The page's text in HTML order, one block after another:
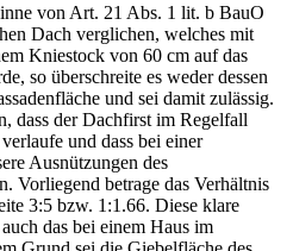
von Art. 21 Abs. 1 lit. b BauO
Dach verglichen, welches mit
Kniestock von 60 cm auf das
so überschreite es weder dessen
und sei damit zulässig.
dass der Dachfirst im Regelfall
und dass bei einer
Ausnützungen des
Vorliegend betrage das Verhältnis
3:5 bzw. 1:1.66. Diese klare
das bei einem Haus im